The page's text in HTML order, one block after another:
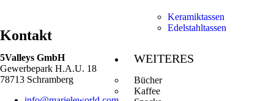
Keramiktassen
Edelstahltassen
WEITERES
Bücher
Kaffee
Kontakt
5Valleys GmbH
Gewerbepark H.A.U. 18
78713 Schramberg